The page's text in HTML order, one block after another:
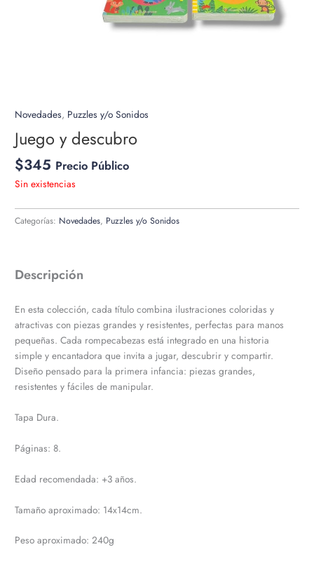
Novedades, Puzzles y/o Sonidos
Juego y descubro
$345 Precio Público
Sin existencias
Categorías: Novedades, Puzzles y/o Sonidos
Descripción
En esta colección, cada título combina ilustraciones coloridas y
atractivas con piezas grandes y resistentes, perfectas para manos
pequeñas. Cada rompecabezas está integrado en una historia
simple y encantadora que invita a jugar, descubrir y compartir.
Diseño pensado para la primera infancia: piezas grandes,
resistentes y fáciles de manipular.
Tapa Dura.
Páginas: 8.
Edad recomendada: +3 años.
Tamaño aproximado: 14x14cm.
Peso aproximado: 240g